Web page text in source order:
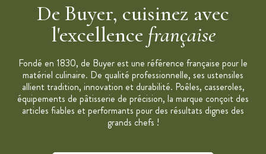
De Buyer, cuisinez avec
l'excellence française
Fondé en 1830, de Buyer est une référence française pour le
matériel culinaire. De qualité professionnelle, ses ustensiles
allient tradition, innovation et durabilité. Poêles, casseroles,
équipements de pâtisserie de précision, la marque conçoit des
articles fiables et performants pour des résultats dignes des
grands chefs !